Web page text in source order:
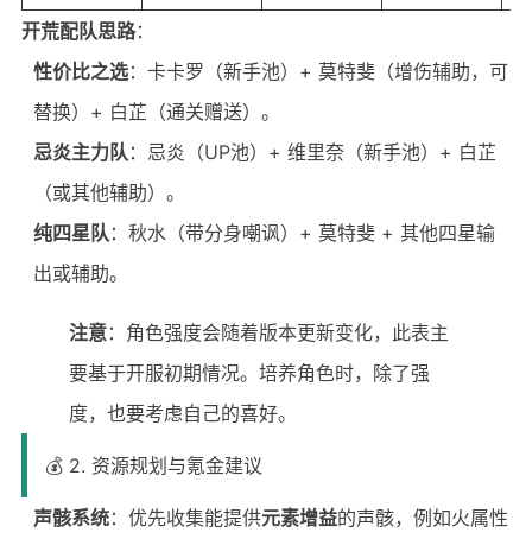
开荒配队思路：
性价比之选：卡卡罗（新手池）+ 莫特斐（增伤辅助，可
替换）+ 白芷（通关赠送）。
忌炎主力队：忌炎（UP池）+ 维里奈（新手池）+ 白芷
（或其他辅助）。
纯四星队：秋水（带分身嘲讽）+ 莫特斐 + 其他四星输
出或辅助。
注意：角色强度会随着版本更新变化，此表主
要基于开服初期情况。培养角色时，除了强
度，也要考虑自己的喜好。
💰 2. 资源规划与氪金建议
声骸系统：优先收集能提供元素增益的声骸，例如火属性